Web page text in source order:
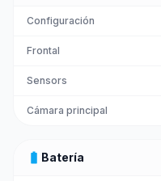
Configuración
Frontal
Sensors
Cámara principal
battery_full Batería